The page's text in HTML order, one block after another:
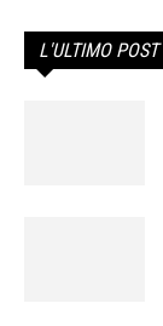
L'ULTIMO POST